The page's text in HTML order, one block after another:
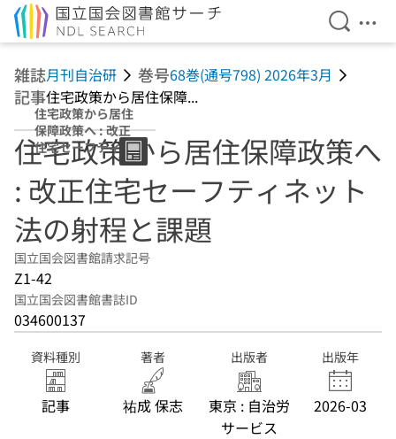
検索を
メ
雑誌月刊自治研 巻号68巻(通号798) 2026年3月
記事住宅政策から居住保障...
住宅政策から居住
保障政策へ : 改正
住宅セーフティネ
ット法の射程と課
題
住宅政策から居住保障政策へ
: 改正住宅セーフティネット
法の射程と課題
国立国会図書館請求記号
Z1-42
国立国会図書館書誌ID
034600137
資料種別
記事
著者
祐成 保志
出版者
東京 : 自治労
サービス
出版年
2026-03